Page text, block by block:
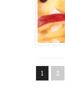
1 2